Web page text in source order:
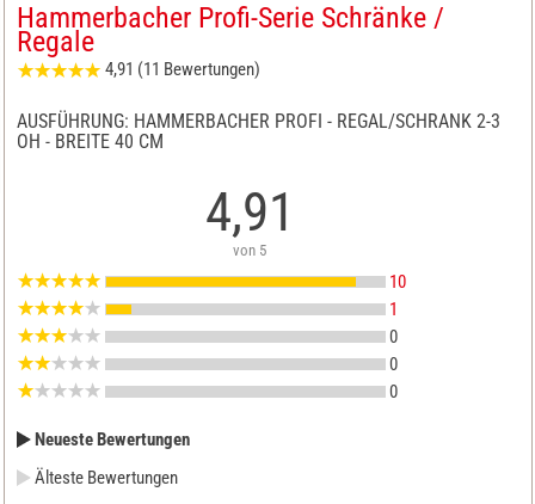
Hammerbacher Profi-Serie Schränke /
Regale
4,91 (11 Bewertungen)
AUSFÜHRUNG: HAMMERBACHER PROFI - REGAL/SCHRANK 2-3
OH - BREITE 40 CM
4,91
von 5
10
1
0
0
0
Neueste Bewertungen
Älteste Bewertungen